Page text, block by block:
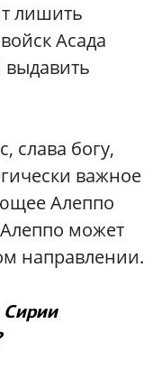
лишить
Асада
слава богу,
важное
Алеппо
может
направлении.
Сирии